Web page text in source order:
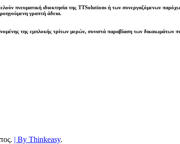
πνευματική ιδιοκτησία της TTSolutions ή των συνεργαζόμενων
γραπτή άδεια.
της εμπλοκής τρίτων μερών, συνιστά παραβίαση των δικαιωμάτων
| By Thinkeasy.